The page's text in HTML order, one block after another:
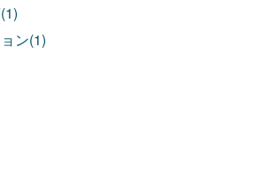
ン(1)